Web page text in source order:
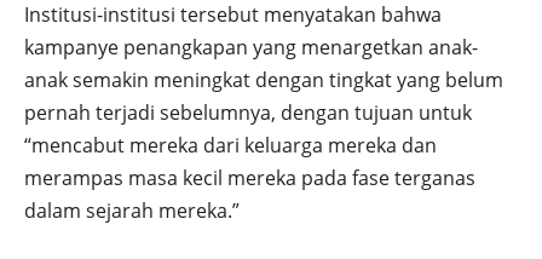
Institusi-institusi tersebut menyatakan bahwa
kampanye penangkapan yang menargetkan anak-
anak semakin meningkat dengan tingkat yang belum
pernah terjadi sebelumnya, dengan tujuan untuk
“mencabut mereka dari keluarga mereka dan
merampas masa kecil mereka pada fase terganas
dalam sejarah mereka.”